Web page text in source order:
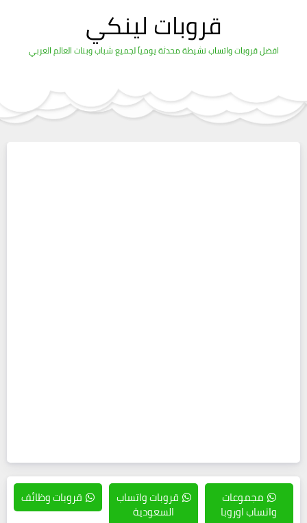
قروبات لينكي
افضل قروبات واتساب نشيطة محدثة يومياً لجميع شباب وبنات العالم العربي
مجموعات
واتساب اوروبا
قروبات واتساب
السعودية
قروبات وظائف